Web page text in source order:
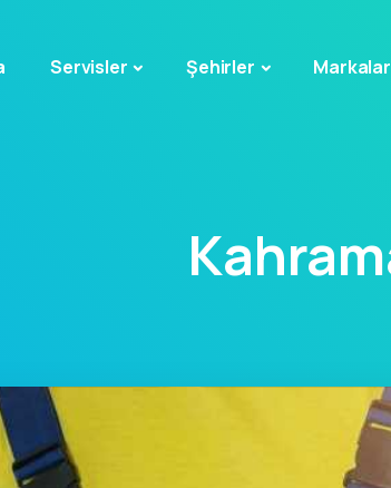
Servisler Şehirler Markalar